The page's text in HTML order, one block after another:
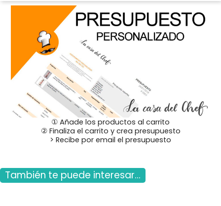
① Añade los productos al carrito
② Finaliza el carrito y crea presupuesto
> Recibe por email el presupuesto
También te puede interesar...